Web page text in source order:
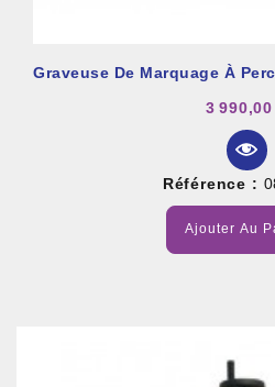
Graveuse De Marquage À
3
Référence :
Ajouter Au